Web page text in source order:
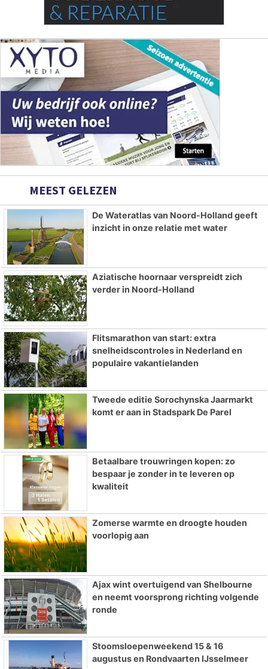
MEEST GELEZEN
De Wateratlas van Noord-Holland geeft
inzicht in onze relatie met water
Aziatische hoornaar verspreidt zich
verder in Noord-Holland
Flitsmarathon van start: extra
snelheidscontroles in Nederland en
populaire vakantielanden
Tweede editie Sorochynska Jaarmarkt
komt er aan in Stadspark De Parel
Betaalbare trouwringen kopen: zo
bespaar je zonder in te leveren op
kwaliteit
Zomerse warmte en droogte houden
voorlopig aan
Ajax wint overtuigend van Shelbourne
en neemt voorsprong richting volgende
ronde
Stoomsloepenweekend 15 & 16
augustus en Rondvaarten IJsselmeer